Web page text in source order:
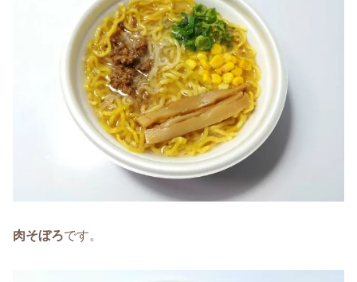
肉そぼろです。